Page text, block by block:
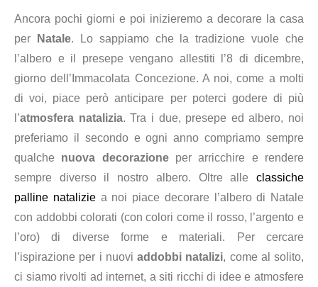
Ancora pochi giorni e poi inizieremo a decorare la casa
per
Natale. Lo sappiamo che la tradizione vuole che
l’albero e il presepe vengano allestiti l’8 di dicembre,
giorno dell’Immacolata Concezione. A noi, come a molti
di voi, piace però anticipare per poterci godere di più
l’atmosfera natalizia. Tra i due, presepe ed albero, noi
preferiamo il secondo e ogni anno compriamo sempre
qualche nuova decorazioneper arricchire e rendere
sempre diverso il nostro albero. Oltre alle classiche
palline nataliziea noi piace decorare l’albero di Natale
con addobbi colorati (con colori come il rosso, l’argento e
l’oro) di diverse forme e materiali. Per cercare
l’ispirazione per i nuovi addobbi natalizi, come al solito,
ci siamo rivolti ad internet, a siti ricchi di idee e atmosfere